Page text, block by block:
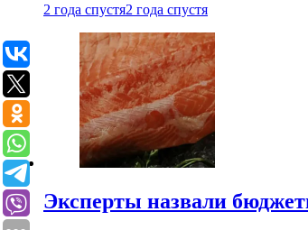
2 года спустя2 года спустя
Эксперты назвали